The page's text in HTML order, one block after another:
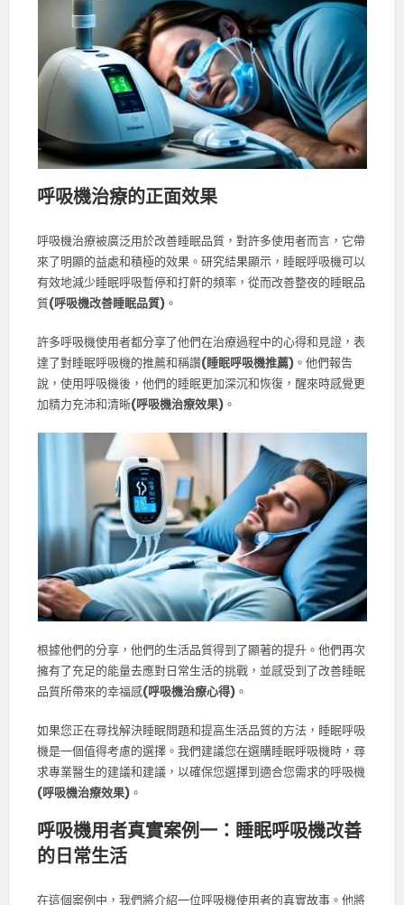
呼吸機治療的正面效果
呼吸機治療被廣泛用於改善睡眠品質，對許多使用者而言，它帶
來了明顯的益處和積極的效果。研究結果顯示，睡眠呼吸機可以
有效地減少睡眠呼吸暫停和打鼾的頻率，從而改善整夜的睡眠品
質(呼吸機改善睡眠品質) 。
許多呼吸機使用者都分享了他們在治療過程中的心得和見證，表
達了對睡眠呼吸機的推薦和稱讚(睡眠呼吸機推薦) 。他們報告
說，使用呼吸機後，他們的睡眠更加深沉和恢復，醒來時感覺更
加精力充沛和清晰(呼吸機治療效果) 。
根據他們的分享，他們的生活品質得到了顯著的提升。他們再次
擁有了充足的能量去應對日常生活的挑戰，並感受到了改善睡眠
品質所帶來的幸福感(呼吸機治療心得) 。
如果您正在尋找解決睡眠問題和提高生活品質的方法，睡眠呼吸
機是一個值得考慮的選擇。我們建議您在選購睡眠呼吸機時，尋
求專業醫生的建議和建議，以確保您選擇到適合您需求的呼吸機
(呼吸機治療效果) 。
呼吸機用者真實案例一：睡眠呼吸機改善
的日常生活
在這個案例中，我們將介紹一位呼吸機使用者的真實故事。他將